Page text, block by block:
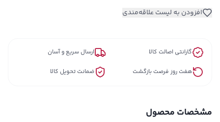
افزودن به لیست علاقه‌مندی
گارانتی اصالت کالا ارسال سریع و آسان
هفت روز فرصت بازگشت ضمانت تحویل کالا
مشخصات محصول